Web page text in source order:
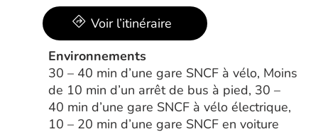
Voir l’itinéraire
Environnements
30 – 40 min d’une gare SNCF à vélo, Moins
de 10 min d’un arrêt de bus à pied, 30 –
40 min d’une gare SNCF à vélo électrique,
10 – 20 min d’une gare SNCF en voiture